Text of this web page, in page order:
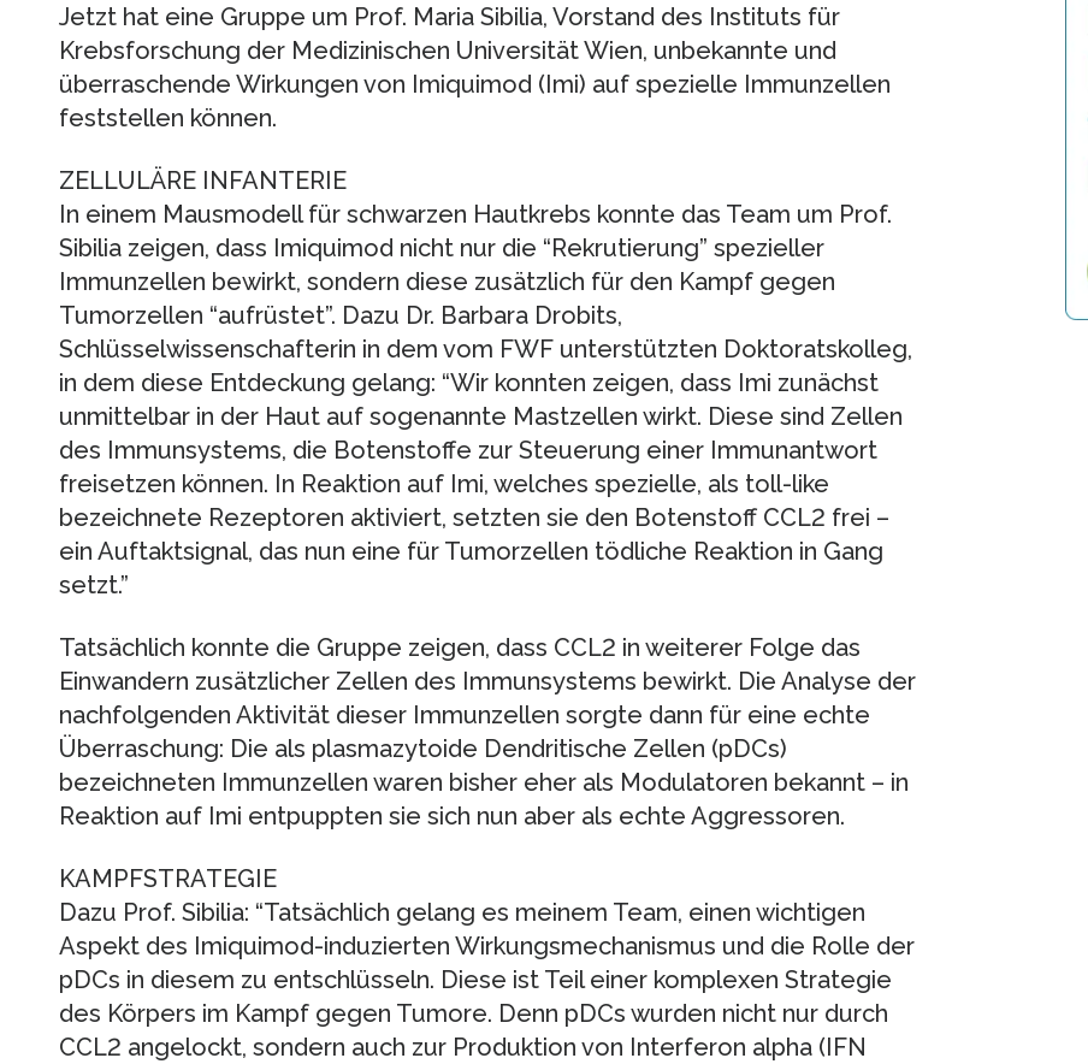
Jetzt hat eine Gruppe um Prof. Maria Sibilia, Vorstand des Instituts für
Krebsforschung der Medizinischen Universität Wien, unbekannte und
überraschende Wirkungen von Imiquimod (Imi) auf spezielle Immunzellen
feststellen können.
ZELLULÄRE INFANTERIE
In einem Mausmodell für schwarzen Hautkrebs konnte das Team um Prof.
Sibilia zeigen, dass Imiquimod nicht nur die “Rekrutierung” spezieller
Immunzellen bewirkt, sondern diese zusätzlich für den Kampf gegen
Tumorzellen “aufrüstet”. Dazu Dr. Barbara Drobits,
Schlüsselwissenschafterin in dem vom FWF unterstützten Doktoratskolleg,
in dem diese Entdeckung gelang: “Wir konnten zeigen, dass Imi zunächst
unmittelbar in der Haut auf sogenannte Mastzellen wirkt. Diese sind Zellen
des Immunsystems, die Botenstoffe zur Steuerung einer Immunantwort
freisetzen können. In Reaktion auf Imi, welches spezielle, als toll-like
bezeichnete Rezeptoren aktiviert, setzten sie den Botenstoff CCL2 frei –
ein Auftaktsignal, das nun eine für Tumorzellen tödliche Reaktion in Gang
setzt.”
Tatsächlich konnte die Gruppe zeigen, dass CCL2 in weiterer Folge das
Einwandern zusätzlicher Zellen des Immunsystems bewirkt. Die Analyse der
nachfolgenden Aktivität dieser Immunzellen sorgte dann für eine echte
Überraschung: Die als plasmazytoide Dendritische Zellen (pDCs)
bezeichneten Immunzellen waren bisher eher als Modulatoren bekannt – in
Reaktion auf Imi entpuppten sie sich nun aber als echte Aggressoren.
KAMPFSTRATEGIE
Dazu Prof. Sibilia: “Tatsächlich gelang es meinem Team, einen wichtigen
Aspekt des Imiquimod-induzierten Wirkungsmechanismus und die Rolle der
pDCs in diesem zu entschlüsseln. Diese ist Teil einer komplexen Strategie
des Körpers im Kampf gegen Tumore. Denn pDCs wurden nicht nur durch
CCL2 angelockt, sondern auch zur Produktion von Interferon alpha (IFN